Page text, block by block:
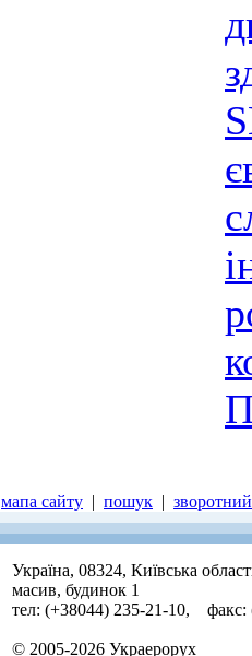
мапа сайту | пошук |
Україна, 08324, Київська
масив, будинок 1
тел: (+38044) 235-21-10, факс:
© 2005-2026 Украерорух